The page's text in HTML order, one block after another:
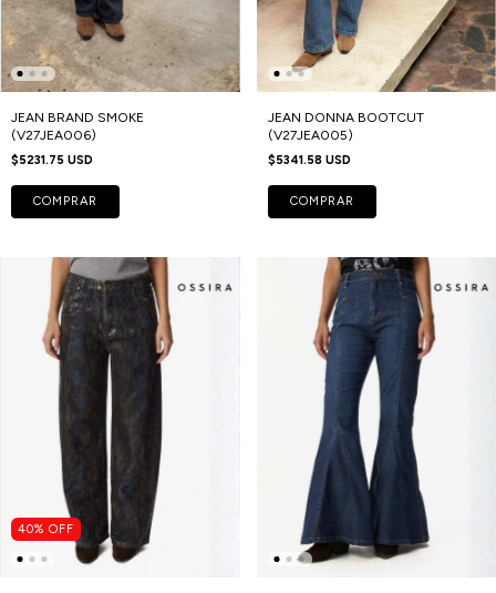
JEAN BRAND SMOKE
(V27JEA006)
$5231.75 USD
COMPRAR
JEAN DONNA BOOTCUT
(V27JEA005)
$5341.58 USD
COMPRAR
40% OFF